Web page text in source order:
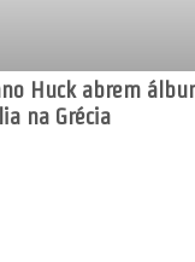
Huck abrem
na Grécia